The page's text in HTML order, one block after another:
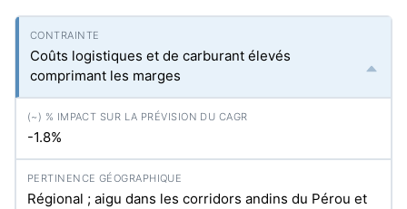
Coûts logistiques et de carburant élevés
comprimant les marges
-1.8%
Régional ; aigu dans les corridors andins du Pérou et